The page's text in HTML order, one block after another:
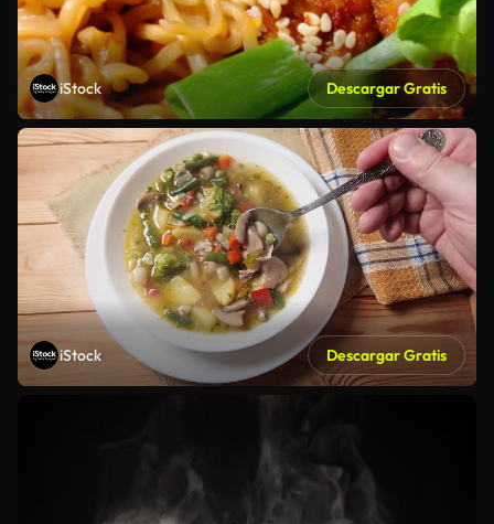
iStock Descargar Gratis
iStock Descargar Gratis